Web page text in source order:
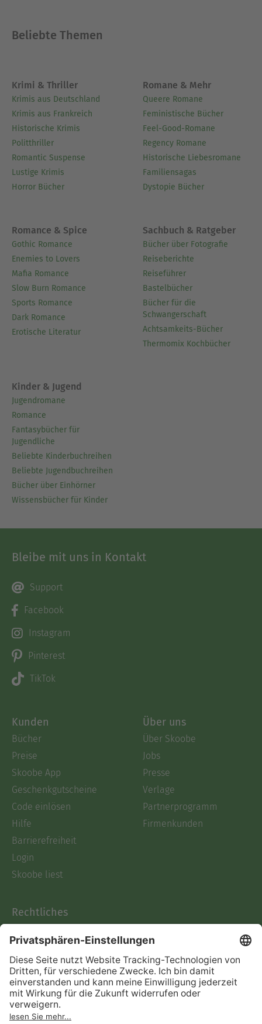
Beliebte Themen
Krimi & Thriller
Krimis aus Deutschland
Krimis aus Frankreich
Historische Krimis
Politthriller
Romantic Suspense
Lustige Krimis
Horror Bücher
Romane & Mehr
Queere Romane
Feministische Bücher
Feel-Good-Romane
Regency Romane
Historische Liebesromane
Familiensagas
Dystopie Bücher
Romance & Spice
Gothic Romance
Enemies to Lovers
Mafia Romance
Slow Burn Romance
Sports Romance
Dark Romance
Erotische Literatur
Sachbuch & Ratgeber
Bücher über Fotografie
Reiseberichte
Reiseführer
Bastelbücher
Bücher für die
Schwangerschaft
Achtsamkeits-Bücher
Thermomix Kochbücher
Kinder & Jugend
Jugendromane
Romance
Fantasybücher für
Jugendliche
Beliebte Kinderbuchreihen
Beliebte Jugendbuchreihen
Bücher über Einhörner
Wissensbücher für Kinder
Bleibe mit uns in Kontakt
Support
Facebook
Instagram
Pinterest
TikTok
Kunden
Bücher
Preise
Skoobe App
Geschenkgutscheine
Code einlösen
Hilfe
Barrierefreiheit
Login
Skoobe liest
Über uns
Über Skoobe
Jobs
Presse
Verlage
Partnerprogramm
Firmenkunden
Rechtliches
AGB
Informationen nach Data
Act
Verträge hier kündigen
Impressum